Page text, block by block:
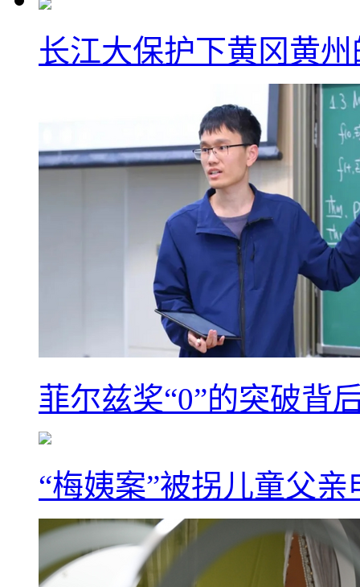
长江大保护下黄冈黄
菲尔兹奖“0”的突破背
“梅姨案”被拐儿童父